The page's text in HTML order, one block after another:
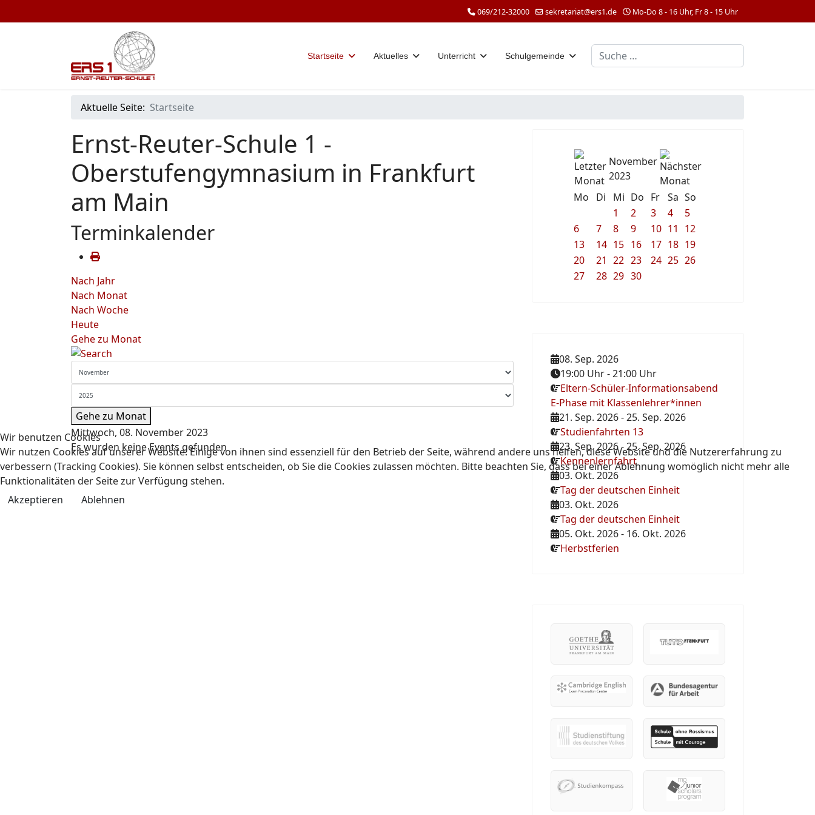
069/212-32000 sekretariat@ers1.de Mo-Do 8 - 16 Uhr, Fr 8 - 15 Uhr
Startseite Aktuelles Unterricht Schulgemeinde Suchen
Aktuelle Seite: Startseite
Ernst-Reuter-Schule 1 -
Oberstufengymnasium in Frankfurt
am Main
Terminkalender
Nach Jahr
Nach Monat
Nach Woche
Heute
Gehe zu Monat
Gehe zu Monat
Mittwoch, 08. November 2023
Es wurden keine Events gefunden
November
2023
Mo
Di Mi Do Fr Sa So
1
2 3 4
5
6
7 8 9 10 11
12
13
14 15 16 17 18 19
20
21 22 23 24 25 26
27
28 29 30
08. Sep. 2026
19:00 Uhr-21:00 Uhr
Eltern-Schüler-Informationsabend
E-Phase mit Klassenlehrer*innen
21. Sep. 2026-25. Sep. 2026
Studienfahrten 13
23. Sep. 2026-25. Sep. 2026
Kennenlernfahrt
03. Okt. 2026
Tag der deutschen Einheit
03. Okt. 2026
Tag der deutschen Einheit
05. Okt. 2026- 16. Okt. 2026
Herbstferien
Wir benutzen Cookies
Wir nutzen Cookies auf unserer Website. Einige von ihnen sind essenziell für den Betrieb der Seite, während andere uns helfen, diese Website und die Nutzererfahrung zu
verbessern (Tracking Cookies). Sie können selbst entscheiden, ob Sie die Cookies zulassen möchten. Bitte beachten Sie, dass bei einer Ablehnung womöglich nicht mehr alle
Funktionalitäten der Seite zur Verfügung stehen.
Akzeptieren
Ablehnen